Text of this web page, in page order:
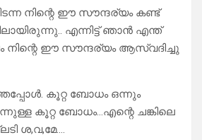
നിന്റെ ഈ സൗന്ദര്യം കണ്ട്
എന്നിട്ട് ഞാൻ എന്ത്
നിന്റെ ഈ സൗന്ദര്യം ആസ്വദിച്ചു
കൂറ്റ ബോധം ഒന്നും
കൂറ്റ ബോധം…എന്റെ ചങ്കിലെ
ശ,വ,മേ….